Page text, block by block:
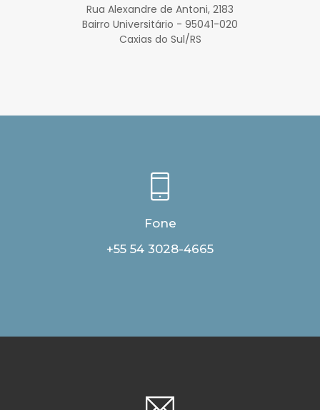
Rua Alexandre de Antoni, 2183
Bairro Universitário - 95041-020
Caxias do Sul/RS
Fone
+55 54 3028-4665